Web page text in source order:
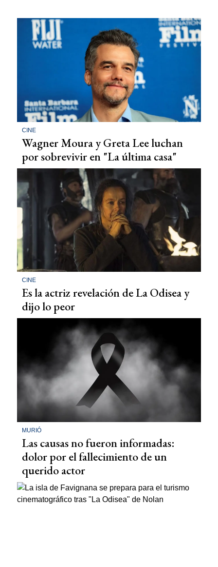
CINE
Wagner Moura y Greta Lee luchan
por sobrevivir en "La última casa"
CINE
Es la actriz revelación de La Odisea y
dijo lo peor
MURIÓ
Las causas no fueron informadas:
dolor por el fallecimiento de un
querido actor